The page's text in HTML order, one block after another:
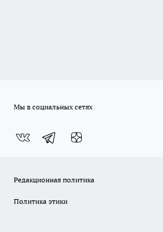
Мы в социальных сетях
Редакционная политика
Политика этики